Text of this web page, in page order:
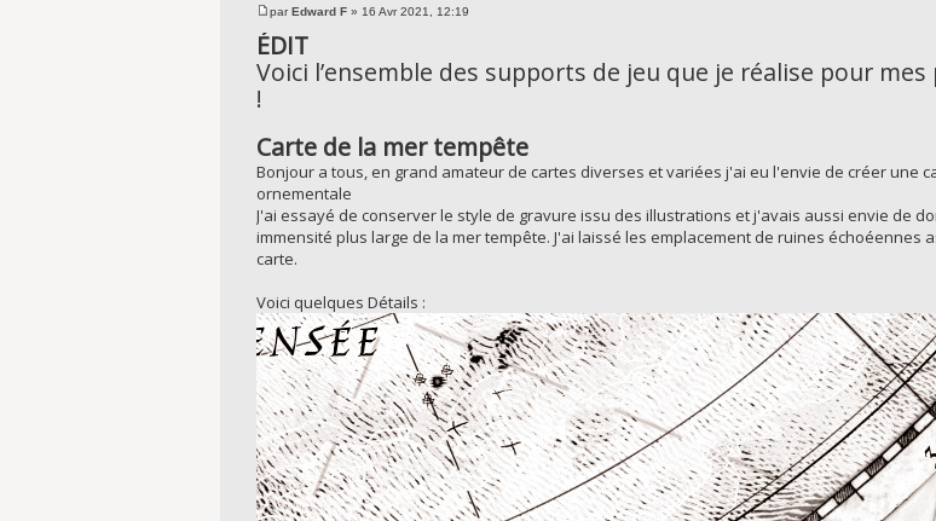
parEdward F » 16 Avr 2021, 12:19
ÉDIT
Voici l’ensemble des supports de jeu que je réalise pour
!
Carte de la mer tempête
Bonjour a tous, en grand amateur de cartes diverses et variées j'ai eu l'envie de créer une
ornementale
J'ai essayé de conserver le style de gravure issu des illustrations et j'avais aussi envie de
immensité plus large de la mer tempête. J'ai laissé les emplacement de ruines
carte.
Voici quelques Détails :